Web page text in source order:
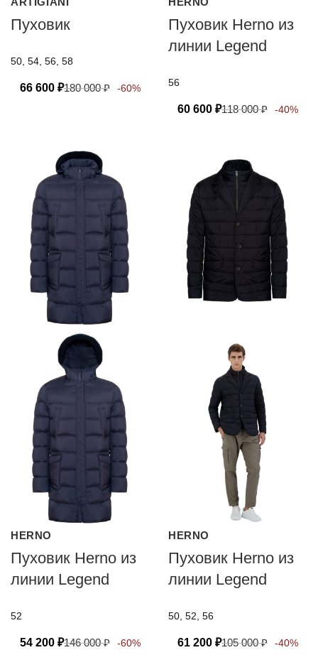
Пуховик
50, 54, 56, 58
66 600 ₽180 000₽ -60%
Пуховик Herno из
линии Legend
56
60 600 ₽118 000₽ -40%
HERNO
Пуховик Herno из
линии Legend
52
54 200 ₽146 000₽ -60%
HERNO
Пуховик Herno из
линии Legend
50, 52, 56
61 200 ₽105 000₽ -40%